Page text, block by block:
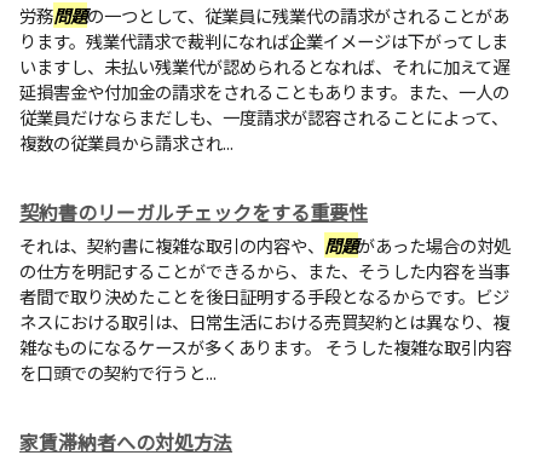
労務問題の一つとして、従業員に残業代の請求がされることがあ
ります。残業代請求で裁判になれば企業イメージは下がってしま
いますし、未払い残業代が認められるとなれば、それに加えて遅
延損害金や付加金の請求をされることもあります。また、一人の
従業員だけならまだしも、一度請求が認容されることによって、
複数の従業員から請求され...
契約書のリーガルチェックをする重要性
それは、契約書に複雑な取引の内容や、 問題があった場合の対処
の仕方を明記することができるから、また、そうした内容を当事
者間で取り決めたことを後日証明する手段となるからです。ビジ
ネスにおける取引は、日常生活における売買契約とは異なり、複
雑なものになるケースが多くあります。 そうした複雑な取引内容
を口頭での契約で行うと...
家賃滞納者への対処方法